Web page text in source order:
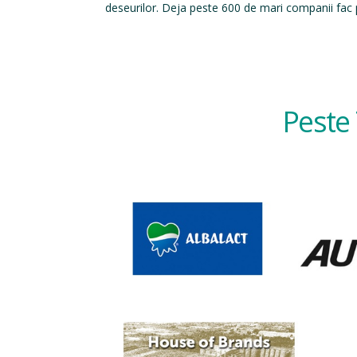
deseurilor. Deja peste 600 de mari companii